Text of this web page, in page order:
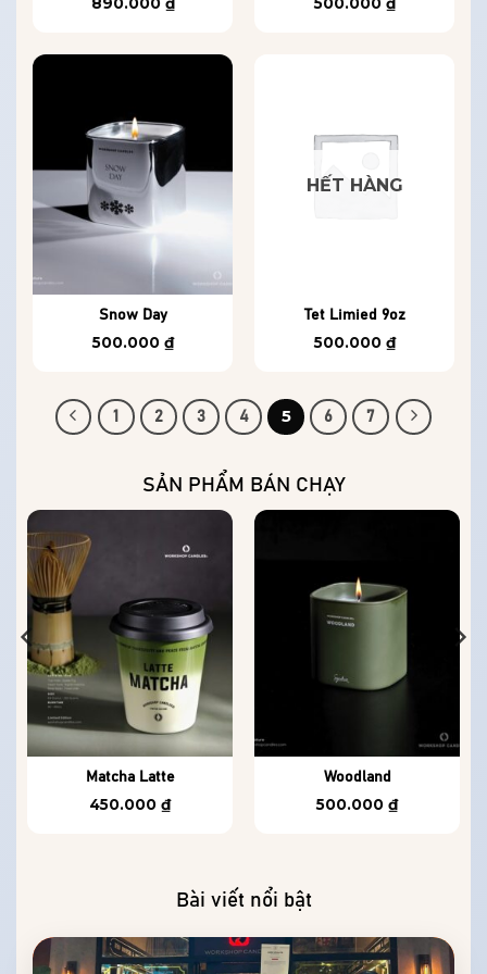
890.000 ₫ 500.000 ₫
Snow Day
500.000 ₫
HẾT HÀNG
Tet Limied 9oz
500.000 ₫
1 2 3 4 5 6 7
SẢN PHẨM BÁN CHẠY
Matcha Latte
450.000 ₫
Woodland
500.000 ₫
Bài viết nổi bật